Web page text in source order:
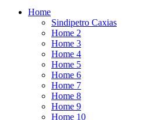
Home
Sindipetro Caxias
Home 2
Home 3
Home 4
Home 5
Home 6
Home 7
Home 8
Home 9
Home 10